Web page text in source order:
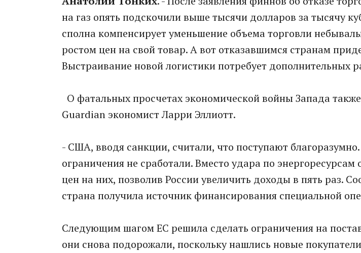
на газ опять подскочили выше тысячи долларов за тысячу
сполна компенсирует уменьшение объема торговли
ростом цен на свой товар. А вот отказавшимся странам
Выстраивание новой логистики потребует дополнительных
О фатальных просчетах экономической войны Запада
Guardian экономист Ларри Эллиотт.
- США, вводя санкции, считали, что поступают
ограничения не сработали. Вместо удара по энергоресурсам
цен на них, позволив России увеличить доходы в пять раз.
страна получила источник финансирования специальной
Следующим шагом ЕС решила сделать ограничения на
они снова подорожали, поскольку нашлись новые